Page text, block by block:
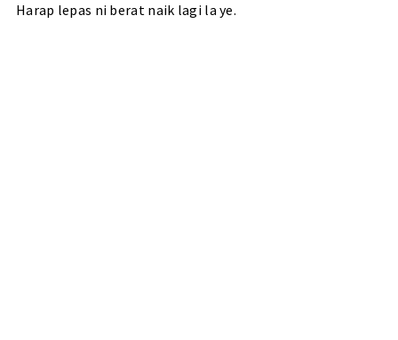
Harap lepas ni berat naik lagi la ye.